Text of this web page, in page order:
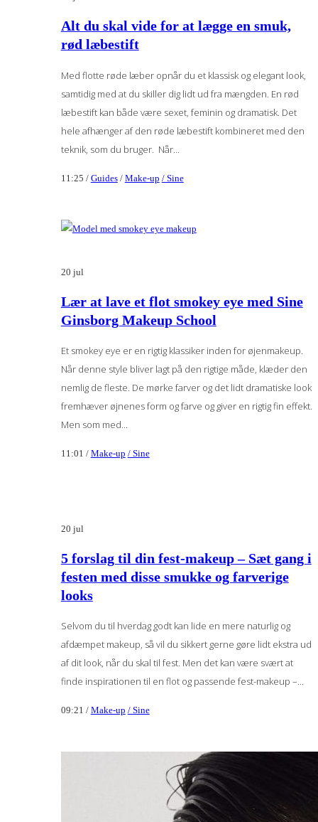
Alt du skal vide for at lægge en smuk,
rød læbestift
Med flotte røde læber opnår du et klassisk og elegant look,
samtidig med at du skiller dig lidt ud fra mængden. En rød
læbestift kan både være sexet, feminin og dramatisk. Det
hele afhænger af den røde læbestift kombineret med den
teknik, som du bruger. Når...
11:25 / Guides/ Make-up / Sine
20 jul
Lær at lave et flot smokey eye med Sine
Ginsborg Makeup School
Et smokey eye er en rigtig klassiker inden for øjenmakeup.
Når denne style bliver lagt på den rigtige måde, klæder den
nemlig de fleste. De mørke farver og det lidt dramatiske look
fremhæver øjnenes form og farve og giver en rigtig fin effekt.
Men som med...
11:01 / Make-up / Sine
20 jul
5 forslag til din fest-makeup – Sæt gang i
festen med disse smukke og farverige
looks
Selvom du til hverdag godt kan lide en mere naturlig og
afdæmpet makeup, så vil du sikkert gerne gøre lidt ekstra ud
af dit look, når du skal til fest. Men det kan være svært at
finde inspirationen til en flot og passende fest-makeup –...
09:21 / Make-up / Sine